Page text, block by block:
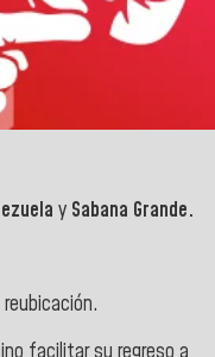
y Sabana Grande.